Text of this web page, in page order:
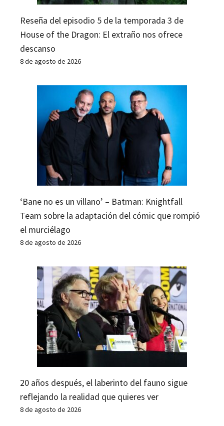
Reseña del episodio 5 de la temporada 3 de
House of the Dragon: El extraño nos ofrece
descanso
8 de agosto de 2026
‘Bane no es un villano’ – Batman: Knightfall
Team sobre la adaptación del cómic que rompió
el murciélago
8 de agosto de 2026
20 años después, el laberinto del fauno sigue
reflejando la realidad que quieres ver
8 de agosto de 2026